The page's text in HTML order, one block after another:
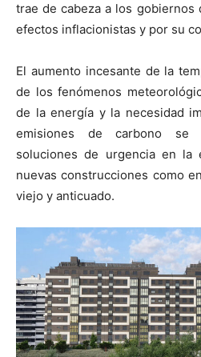
trae de cabeza a los gobiernos
efectos inflacionistas y por su
El aumento incesante de la
de los fenómenos
de la energía y la necesidad
emisiones de carbono se
soluciones de urgencia en la
nuevas construcciones como
viejo y anticuado.